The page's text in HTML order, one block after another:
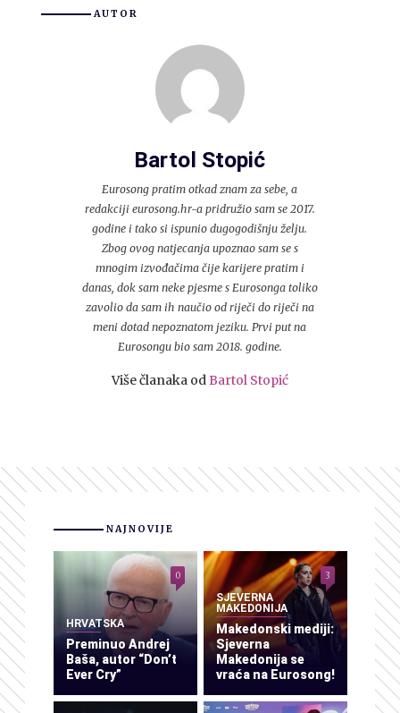
AUTOR
Bartol Stopić
Eurosong pratim otkad znam za sebe, a
redakciji eurosong.hr-a pridružio sam se 2017.
godine i tako si ispunio dugogodišnju želju.
Zbog ovog natjecanja upoznao sam se s
mnogim izvođačima čije karijere pratim i
danas, dok sam neke pjesme s Eurosonga toliko
zavolio da sam ih naučio od riječi do riječi na
meni dotad nepoznatom jeziku. Prvi put na
Eurosongu bio sam 2018. godine.
Više članaka odBartol Stopić
NAJNOVIJE
HRVATSKA
Preminuo Andrej
Baša, autor “Don’t
Ever Cry”
0
SJEVERNA
MAKEDONIJA
Makedonski mediji:
Sjeverna
Makedonija se
vraća na Eurosong!
3